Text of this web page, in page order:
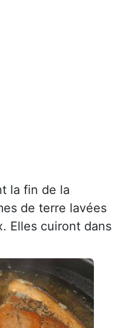
la fin de la
de terre lavées
Elles cuiront dans